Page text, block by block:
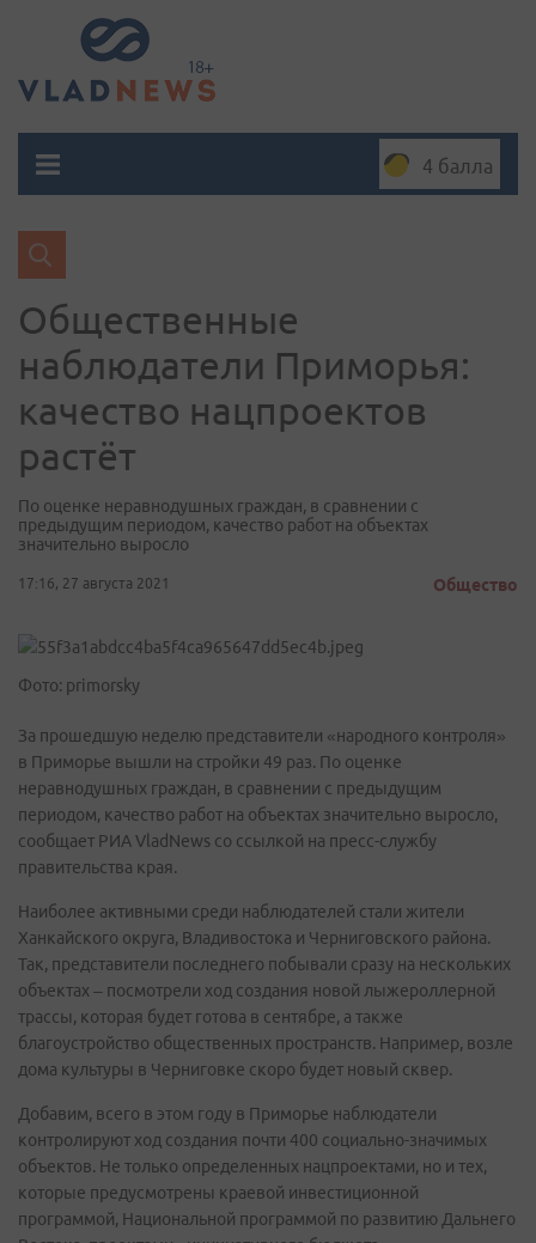
4 балла
Общественные
наблюдатели Приморья:
качество нацпроектов
растёт
По оценке неравнодушных граждан, в сравнении с
предыдущим периодом, качество работ на объектах
значительно выросло
17:16, 27 августа 2021 Общество
Фото: primorsky
За прошедшую неделю представители «народного контроля»
в Приморье вышли на стройки 49 раз. По оценке
неравнодушных граждан, в сравнении с предыдущим
периодом, качество работ на объектах значительно выросло,
сообщает РИА VladNews со ссылкой на пресс-службу
правительства края.
Наиболее активными среди наблюдателей стали жители
Ханкайского округа, Владивостока и Черниговского района.
Так, представители последнего побывали сразу на нескольких
объектах – посмотрели ход создания новой лыжероллерной
трассы, которая будет готова в сентябре, а также
благоустройство общественных пространств. Например, возле
дома культуры в Черниговке скоро будет новый сквер.
Добавим, всего в этом году в Приморье наблюдатели
контролируют ход создания почти 400 социально-значимых
объектов. Не только определенных нацпроектами, но и тех,
которые предусмотрены краевой инвестиционной
программой, Национальной программой по развитию Дальнего